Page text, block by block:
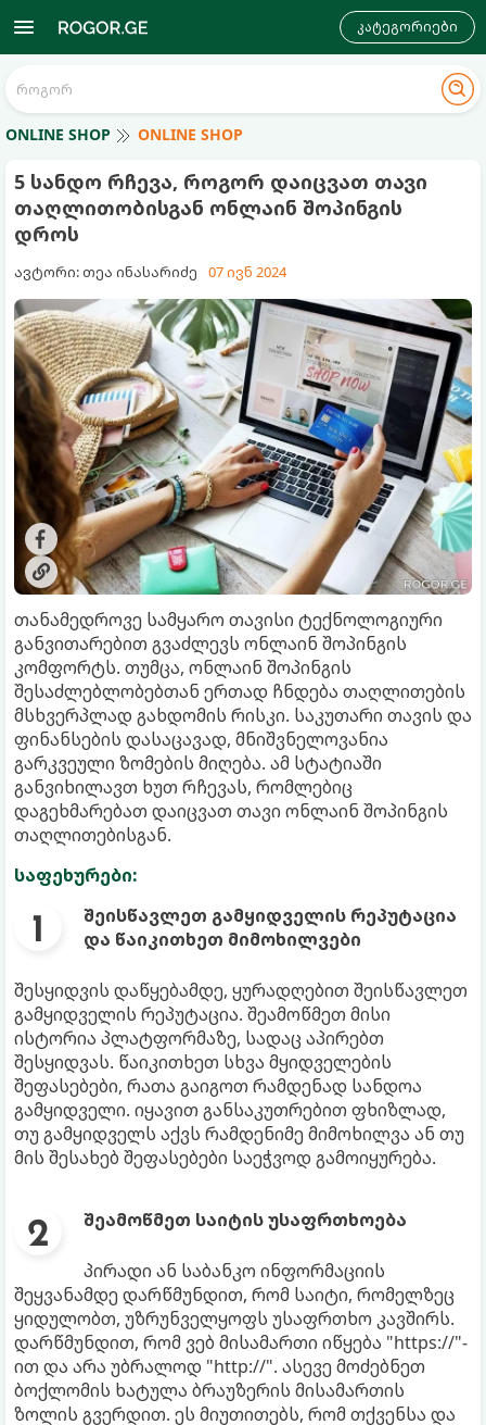
კატეგორიები
ONLINE SHOP ONLINE SHOP
5 სანდო რჩევა, როგორ დაიცვათ თავი
თაღლითობისგან ონლაინ შოპინგის
დროს
ავტორი: თეა ინასარიძე 07 ივნ 2024
თანამედროვე სამყარო თავისი ტექნოლოგიური
განვითარებით გვაძლევს ონლაინ შოპინგის
კომფორტს. თუმცა, ონლაინ შოპინგის
შესაძლებლობებთან ერთად ჩნდება თაღლითების
მსხვერპლად გახდომის რისკი. საკუთარი თავის და
ფინანსების დასაცავად, მნიშვნელოვანია
გარკვეული ზომების მიღება. ამ სტატიაში
განვიხილავთ ხუთ რჩევას, რომლებიც
დაგეხმარებათ დაიცვათ თავი ონლაინ შოპინგის
თაღლითებისგან.
საფეხურები:
შეისწავლეთ გამყიდველის რეპუტაცია
და წაიკითხეთ მიმოხილვები
შესყიდვის დაწყებამდე, ყურადღებით შეისწავლეთ
გამყიდველის რეპუტაცია. შეამოწმეთ მისი
ისტორია პლატფორმაზე, სადაც აპირებთ
შესყიდვას. წაიკითხეთ სხვა მყიდველების
შეფასებები, რათა გაიგოთ რამდენად სანდოა
გამყიდველი. იყავით განსაკუთრებით ფხიზლად,
თუ გამყიდველს აქვს რამდენიმე მიმოხილვა ან თუ
მის შესახებ შეფასებები საეჭვოდ გამოიყურება.
შეამოწმეთ საიტის უსაფრთხოება
პირადი ან საბანკო ინფორმაციის
შეყვანამდე დარწმუნდით, რომ საიტი, რომელზეც
ყიდულობთ, უზრუნველყოფს უსაფრთხო კავშირს.
დარწმუნდით, რომ ვებ მისამართი იწყება "https://"-
ით და არა უბრალოდ "http://". ასევე მოძებნეთ
ბოქლომის ხატულა ბრაუზერის მისამართის
ზოლის გვერდით. ეს მიუთითებს, რომ თქვენსა და